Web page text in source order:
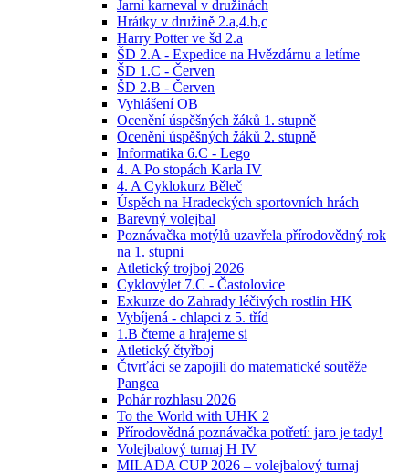
Jarní karneval v družinách
Hrátky v družině 2.a,4.b,c
Harry Potter ve šd 2.a
ŠD 2.A - Expedice na Hvězdárnu a letíme
ŠD 1.C - Červen
ŠD 2.B - Červen
Vyhlášení OB
Ocenění úspěšných žáků 1. stupně
Ocenění úspěšných žáků 2. stupně
Informatika 6.C - Lego
4. A Po stopách Karla IV
4. A Cyklokurz Běleč
Úspěch na Hradeckých sportovních hrách
Barevný volejbal
Poznávačka motýlů uzavřela přírodovědný rok
na 1. stupni
Atletický trojboj 2026
Cyklovýlet 7.C - Častolovice
Exkurze do Zahrady léčivých rostlin HK
Vybíjená - chlapci z 5. tříd
1.B čteme a hrajeme si
Atletický čtyřboj
Čtvrťáci se zapojili do matematické soutěže
Pangea
Pohár rozhlasu 2026
To the World with UHK 2
Přírodovědná poznávačka potřetí: jaro je tady!
Volejbalový turnaj H IV
MILADA CUP 2026 – volejbalový turnaj